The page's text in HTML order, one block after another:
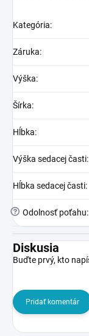
Kategória:
Záruka:
Výška:
Šírka:
Hĺbka:
Výška sedacej časti:
Hĺbka sedacej časti:
? Odolnosť poťahu:
Diskusia
Buďte prvý, kto
Pridať komentár